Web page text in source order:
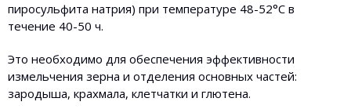
пиросульфита натрия) при температуре 48-52°С в
течение 40-50 ч.
Это необходимо для обеспечения эффективности
измельчения зерна и отделения основных частей:
зародыша, крахмала, клетчатки и глютена.